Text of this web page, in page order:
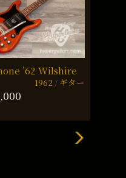
’62 Wilshire
1962 ギター